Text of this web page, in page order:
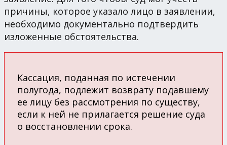
причины, которое указало лицо в заявлении,
необходимо документально подтвердить
изложенные обстоятельства.
Кассация, поданная по истечении
полугода, подлежит возврату подавшему
ее лицу без рассмотрения по существу,
если к ней не прилагается решение суда
о восстановлении срока.